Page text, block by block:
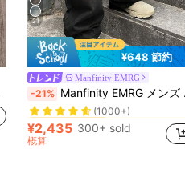
21
¥648 節約
Manfinity EMRG
-21% Manfinity EMRG メンズ ダメージデニム
#9 ベストセラー
ウェディングフェスティバル メンズジーンズ
(1000+)
#9 ベストセラー
(1000+)
#9 ベストセラー
(1000+)
#9 ベストセラー
ウェディングフェスティバル メンズジーンズ
¥2,435 300+ sold
概算